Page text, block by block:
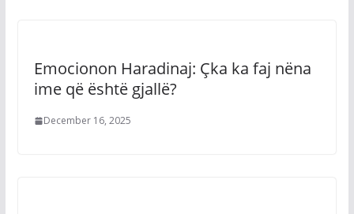
Emocionon Haradinaj: Çka ka faj nëna
ime që është gjallë?
December 16, 2025